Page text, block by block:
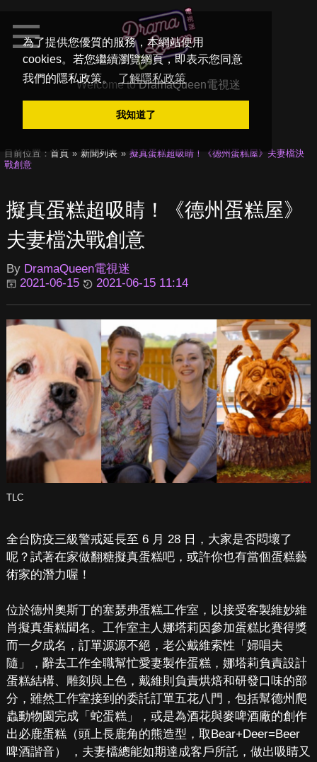
為了提供您優質的服務，本網站使用
cookies。若您繼續瀏覽網頁，即表示您同意
我們的隱私政策。
了解隱私政策
我知道了
Welcome toDramaQueen電視迷
目前位置： 首頁 新聞列表
擬真蛋糕超吸睛！《德州蛋糕屋》夫妻檔決
戰創意
擬真蛋糕超吸睛！《德州蛋糕屋》
夫妻檔決戰創意
By DramaQueen電視迷
2021-06-15
2021-06-15 11:14
TLC
全台防疫三級警戒延長至 6 月 28 日，大家是否悶壞了
呢？試著在家做翻糖擬真蛋糕吧，或許你也有當個蛋糕藝
術家的潛力喔！
位於德州奧斯丁的塞瑟弗蛋糕工作室，以接受客製維妙維
肖擬真蛋糕聞名。工作室主人娜塔莉因參加蛋糕比賽得獎
而一夕成名，訂單源源不絕，老公戴維索性「婦唱夫
隨」，辭去工作全職幫忙愛妻製作蛋糕，娜塔莉負責設計
蛋糕結構、雕刻與上色，戴維則負責烘焙和研發口味的部
分，雖然工作室接到的委託訂單五花八門，包括幫德州爬
蟲動物園完成「蛇蛋糕」，或是為酒花與麥啤酒廠的創作
出必鹿蛋糕（頭上長鹿角的熊造型，取Bear+Deer=Beer
啤酒諧音） ，夫妻檔總能如期達成客戶所託，做出吸睛又